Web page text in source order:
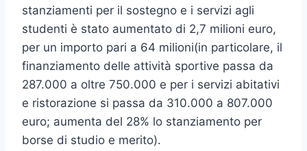
stanziamenti per il sostegno e i servizi agli
studenti è stato aumentato di 2,7 milioni euro,
per un importo pari a 64 milioni(in particolare, il
finanziamento delle attività sportive passa da
287.000 a oltre 750.000 e per i servizi abitativi
e ristorazione si passa da 310.000 a 807.000
euro; aumenta del 28% lo stanziamento per
borse di studio e merito).